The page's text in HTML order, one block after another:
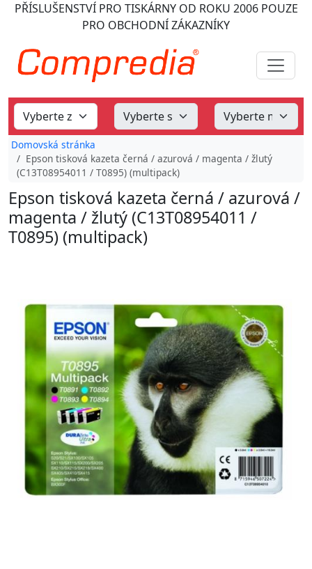
PŘÍSLUŠENSTVÍ PRO TISKÁRNY OD ROKU 2006POUZE
PRO OBCHODNÍ ZÁKAZNÍKY
Domovská stránka
Epson tisková kazeta černá / azurová / magenta / žlutý
(C13T08954011 / T0895) (multipack)
Epson tisková kazeta černá / azurová /
magenta / žlutý (C13T08954011 /
T0895) (multipack)